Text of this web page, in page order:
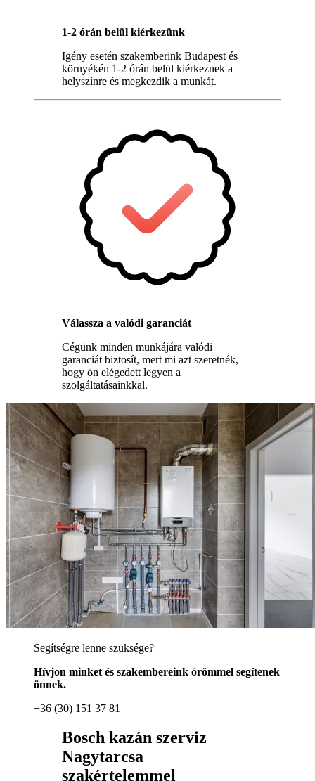
1-2 órán belül kiérkezünk
Igény esetén szakemberink Budapest és
környékén 1-2 órán belül kiérkeznek a
helyszínre és megkezdik a munkát.
Válassza a valódi garanciát
Cégünk minden munkájára valódi
garanciát biztosít, mert mi azt szeretnék,
hogy ön elégedett legyen a
szolgáltatásainkkal.
Segítségre lenne szüksége?
Hívjon minket és szakembereink örömmel segítenek
önnek.
+36 (30) 151 37 81
Bosch kazán szerviz
Nagytarcsa
szakértelemmel